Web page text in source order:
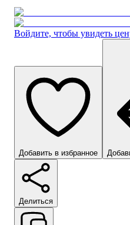
Войдите, чтобы увидеть
Добавить в избранное
Делиться